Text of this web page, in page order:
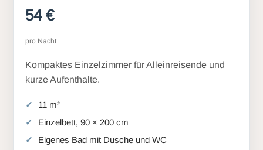
54 €
pro Nacht
Kompaktes Einzelzimmer für Alleinreisende und
kurze Aufenthalte.
11 m²
Einzelbett, 90 × 200 cm
Eigenes Bad mit Dusche und WC